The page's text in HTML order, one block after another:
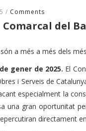
/ Comments
Comarcal del
a més a més dels
gener de 2025. El
i Serveis de
especialment la
una gran oportunitat
directament